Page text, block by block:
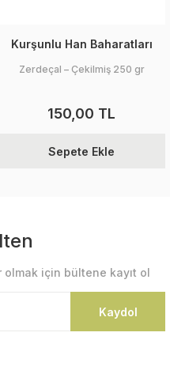
Kurşunlu Han Baharatları
Zerdeçal – Çekilmiş 250 gr
150,00 TL
Sepete Ekle
için bültene kayıt ol
Kaydol